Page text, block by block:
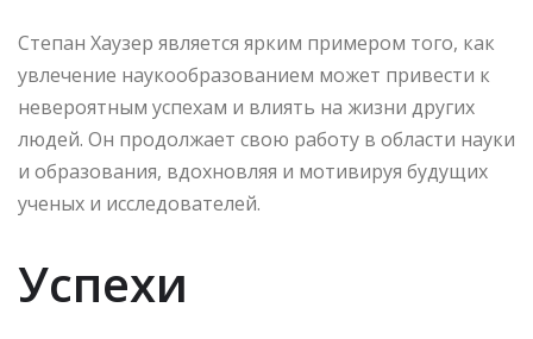
Степан Хаузер является ярким примером того, как
увлечение наукообразованием может привести к
невероятным успехам и влиять на жизни других
людей. Он продолжает свою работу в области науки
и образования, вдохновляя и мотивируя будущих
ученых и исследователей.
Успехи